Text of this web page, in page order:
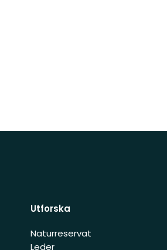
Utforska
Naturreservat
Leder